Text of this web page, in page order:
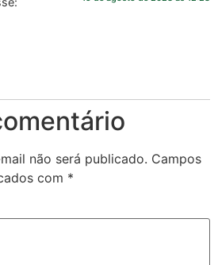
não será publicado. Campos
com *